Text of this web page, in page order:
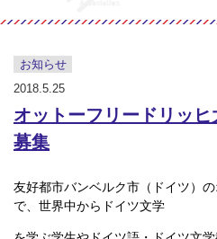
お知らせ
2018.5.25
オットーフリードリッ
募集
友好都市バンベルク市（ドイツ）
で、世界中からドイツ文学